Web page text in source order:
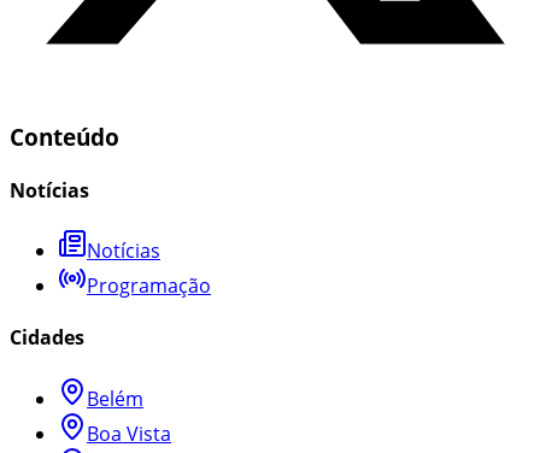
Conteúdo
Notícias
Notícias
Programação
Cidades
Belém
Boa Vista